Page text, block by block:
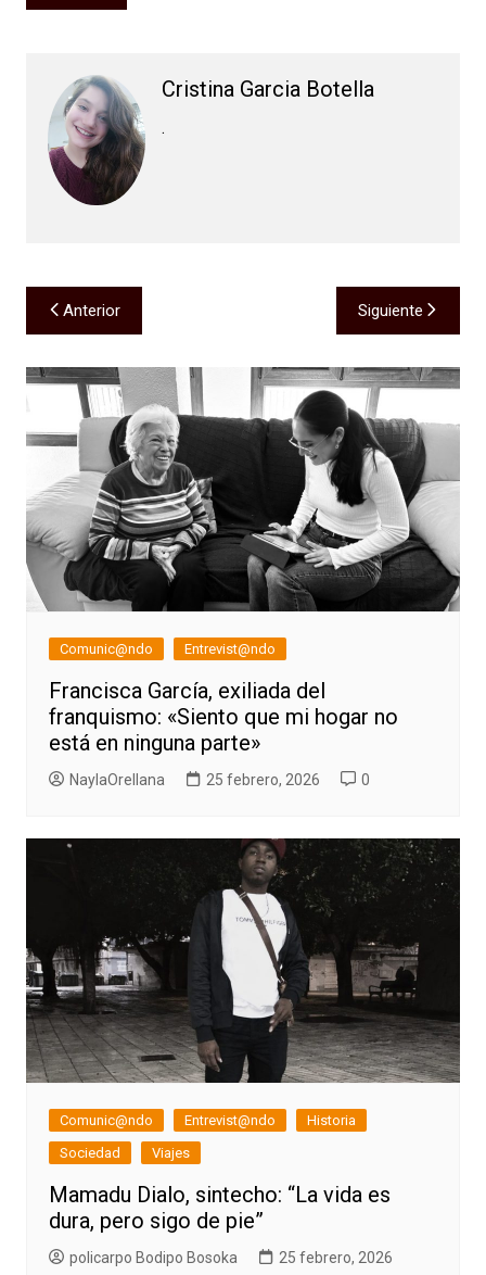
Cristina Garcia Botella
.
Navegación
de
entradas
Anterior Siguiente
Comunic@ndo Entrevist@ndo
Francisca García, exiliada del
franquismo: «Siento que mi hogar no
está en ninguna parte»
NaylaOrellana 25 febrero, 2026 0
Comunic@ndo Entrevist@ndo
Historia
Sociedad
Viajes
Mamadu Dialo, sintecho: “La vida es
dura, pero sigo de pie”
policarpo Bodipo Bosoka
25 febrero, 2026